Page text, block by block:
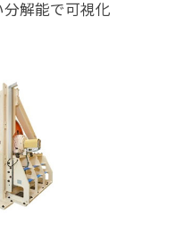
解能で可視化